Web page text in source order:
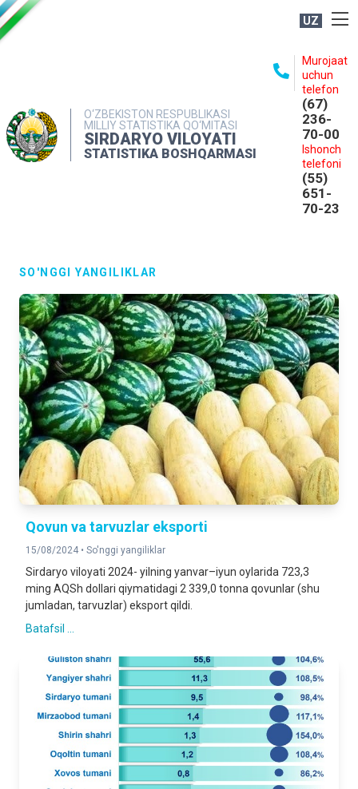
UZ
O‘ZBEKISTON RESPUBLIKASI
MILLIY STATISTIKA QO‘MITASI
SIRDARYO VILOYATI
STATISTIKA BOSHQARMASI
Murojaat
uchun
telefon
(67)
236-
70-00
Ishonch
telefoni
(55)
651-
70-23
NASHRLAR
INTERAKTIV XIZMATLAR
MATBUOT XIZMATI
SO'NGGI YANGILIKLAR
Qovun va tarvuzlar eksporti
15/08/2024 • So'nggi yangiliklar
Sirdaryo viloyati 2024- yilning yanvar–iyun oylarida 723,3
ming AQSh dollari qiymatidagi 2 339,0 tonna qovunlar (shu
jumladan, tarvuzlar) eksport qildi.
Batafsil ...